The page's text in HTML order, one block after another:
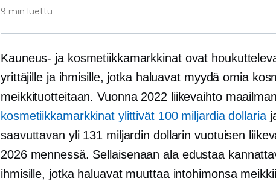
9 min luettu
Kauneus- ja kosmetiikkamarkkinat ovat
yrittäjille ja ihmisille, jotka haluavat myydä omia
meikkituotteitaan. Vuonna 2022 liikevaihto
kosmetiikkamarkkinat ylittivät 100 miljardia dollaria
saavuttavan yli 131 miljardin dollarin vuotuisen
2026 mennessä. Sellaisenaan ala edustaa
ihmisille, jotka haluavat muuttaa intohimonsa